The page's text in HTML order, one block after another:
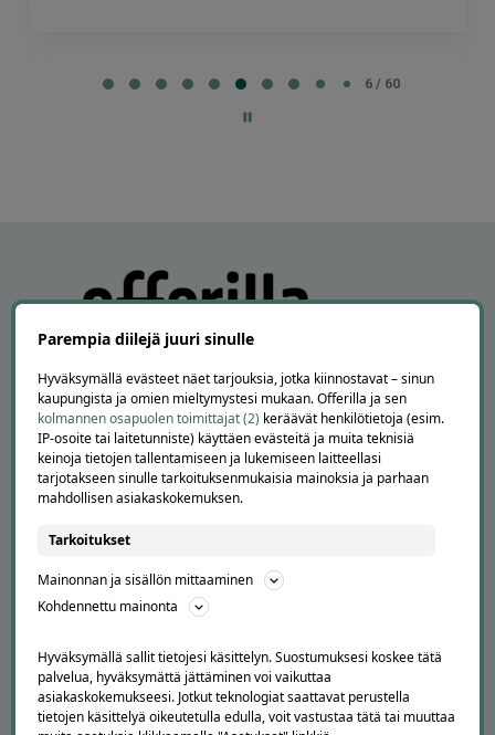
6 / 60
APUA JA NEUVOJA
Peruuta tilaus
Kuinka Offerilla toimii
Usein kysytyt kysymykset
Suosittele Offerillaa
Tietoa meistä
Ajankohtaista
Tilaa uutiskirje
Parempia diilejä juuri sinulle
Hyväksymällä evästeet näet tarjouksia, jotka kiinnostavat – sinun
kaupungista ja omien mieltymystesi mukaan. Offerilla ja sen
kolmannen osapuolen toimittajat (2) keräävät henkilötietoja (esim.
IP-osoite tai laitetunniste) käyttäen evästeitä ja muita teknisiä
keinoja tietojen tallentamiseen ja lukemiseen laitteellasi
tarjotakseen sinulle tarkoituksenmukaisia mainoksia ja parhaan
mahdollisen asiakaskokemuksen.
Tarkoitukset
Mainonnan ja sisällön mittaaminen
Kohdennettu mainonta
Hyväksymällä sallit tietojesi käsittelyn. Suostumuksesi koskee tätä
palvelua, hyväksymättä jättäminen voi vaikuttaa
asiakaskokemukseesi. Jotkut teknologiat saattavat perustella
tietojen käsittelyä oikeutetulla edulla, voit vastustaa tätä tai muuttaa